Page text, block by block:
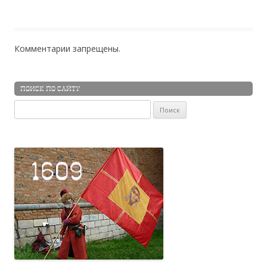
Комментарии запрещены.
ПОИСК ПО САЙТУ